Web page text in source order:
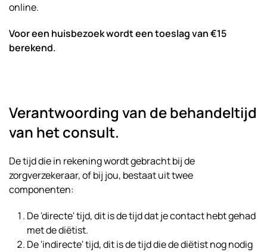
online.
Voor een huisbezoek wordt een toeslag van €15
berekend.
Verantwoording van de behandeltijd
van het consult.
De tijd die in rekening wordt gebracht bij de
zorgverzekeraar, of bij jou, bestaat uit twee
componenten:
De 'directe' tijd, dit is de tijd dat je contact hebt gehad
met de diëtist.
De 'indirecte' tijd, dit is de tijd die de diëtist nog nodig